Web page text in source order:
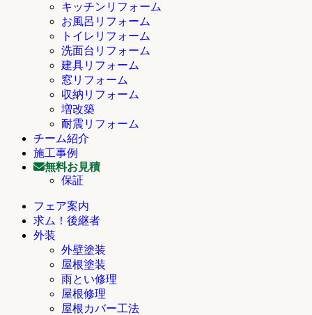
キッチンリフォーム
お風呂リフォーム
トイレリフォーム
洗面台リフォーム
建具リフォーム
窓リフォーム
収納リフォーム
増改築
耐震リフォーム
チーム紹介
施工事例
無料お見積
保証
フェア案内
求ム！後継者
外装
外壁塗装
屋根塗装
雨とい修理
屋根修理
屋根カバー工法